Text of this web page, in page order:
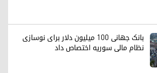
بانک جهانی ۱۰۰ میلیون دلار برای نوسازی
نظام مالی سوریه اختصاص داد